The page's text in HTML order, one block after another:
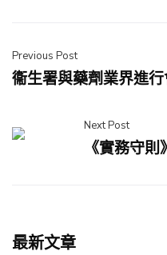
Previous Post
衞生署與藥劑業界進
Next Post
《實務守
最新文章